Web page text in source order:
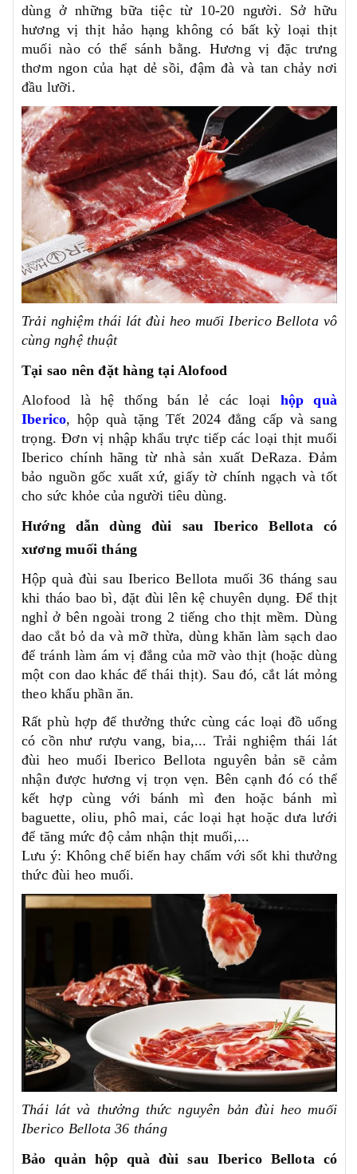
dùng ở những bữa tiệc từ 10-20 người. Sở hữu
hương vị thịt hảo hạng không có bất kỳ loại thịt
muối nào có thể sánh bằng. Hương vị đặc trưng
thơm ngon của hạt dẻ sồi, đậm đà và tan chảy nơi
đầu lưỡi.
Trải nghiệm thái lát đùi heo muối Iberico Bellota vô
cùng nghệ thuật
Tại sao nên đặt hàng tại Alofood
Alofood là hệ thống bán lẻ các loại hộp quà
Iberico, hộp quà tặng Tết 2024 đẳng cấp và sang
trọng. Đơn vị nhập khẩu trực tiếp các loại thịt muối
Iberico chính hãng từ nhà sản xuất DeRaza. Đảm
bảo nguồn gốc xuất xứ, giấy tờ chính ngạch và tốt
cho sức khỏe của người tiêu dùng.
Hướng dẫn dùng đùi sau Iberico Bellota có
xương muối tháng
Hộp quà đùi sau Iberico Bellota muối 36 tháng sau
khi tháo bao bì, đặt đùi lên kệ chuyên dụng. Để thịt
nghỉ ở bên ngoài trong 2 tiếng cho thịt mềm. Dùng
dao cắt bỏ da và mỡ thừa, dùng khăn làm sạch dao
để tránh làm ám vị đắng của mỡ vào thịt (hoặc dùng
một con dao khác để thái thịt). Sau đó, cắt lát mỏng
theo khẩu phần ăn.
Rất phù hợp để thưởng thức cùng các loại đồ uống
có cồn như rượu vang, bia,... Trải nghiệm thái lát
đùi heo muối Iberico Bellota nguyên bản sẽ cảm
nhận được hương vị trọn vẹn. Bên cạnh đó có thể
kết hợp cùng với bánh mì đen hoặc bánh mì
baguette, oliu, phô mai, các loại hạt hoặc dưa lưới
để tăng mức độ cảm nhận thịt muối,...
Lưu ý: Không chế biến hay chấm với sốt khi thưởng
thức đùi heo muối.
Thái lát và thưởng thức nguyên bản đùi heo muối
Iberico Bellota 36 tháng
Bảo quản hộp quà đùi sau Iberico Bellota có